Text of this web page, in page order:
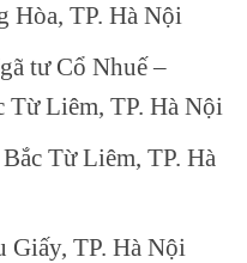
Hòa, TP. Hà Nội
tư Cổ Nhuế –
Từ Liêm, TP. Hà Nội
Từ Liêm, TP. Hà
Giấy, TP. Hà Nội